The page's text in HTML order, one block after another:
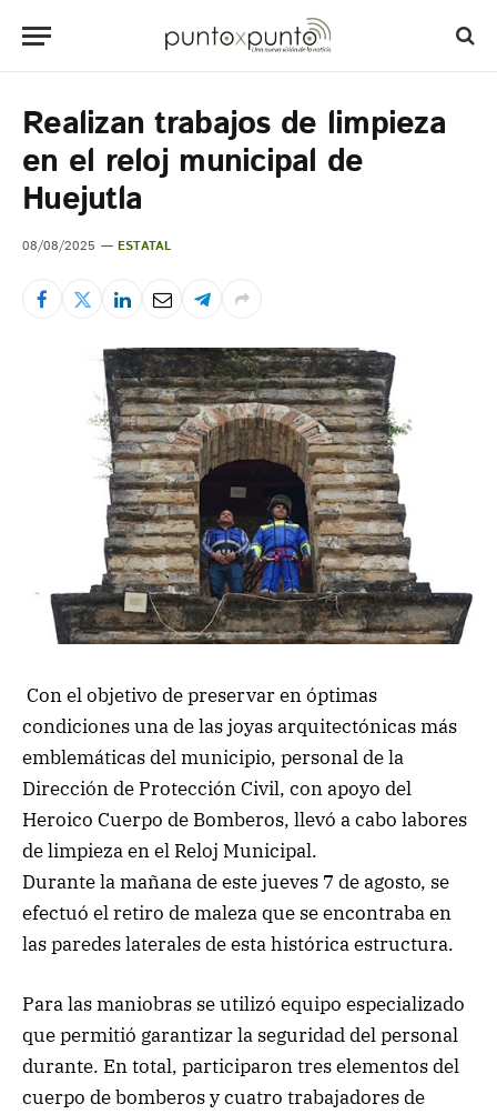
Realizan trabajos de limpieza
en el reloj municipal de
Huejutla
08/08/2025 ESTATAL
Con el objetivo de preservar en óptimas
condiciones una de las joyas arquitectónicas más
emblemáticas del municipio, personal de la
Dirección de Protección Civil, con apoyo del
Heroico Cuerpo de Bomberos, llevó a cabo labores
de limpieza en el Reloj Municipal.
Durante la mañana de este jueves 7 de agosto, se
efectuó el retiro de maleza que se encontraba en
las paredes laterales de esta histórica estructura.
Para las maniobras se utilizó equipo especializado
que permitió garantizar la seguridad del personal
durante. En total, participaron tres elementos del
cuerpo de bomberos y cuatro trabajadores de